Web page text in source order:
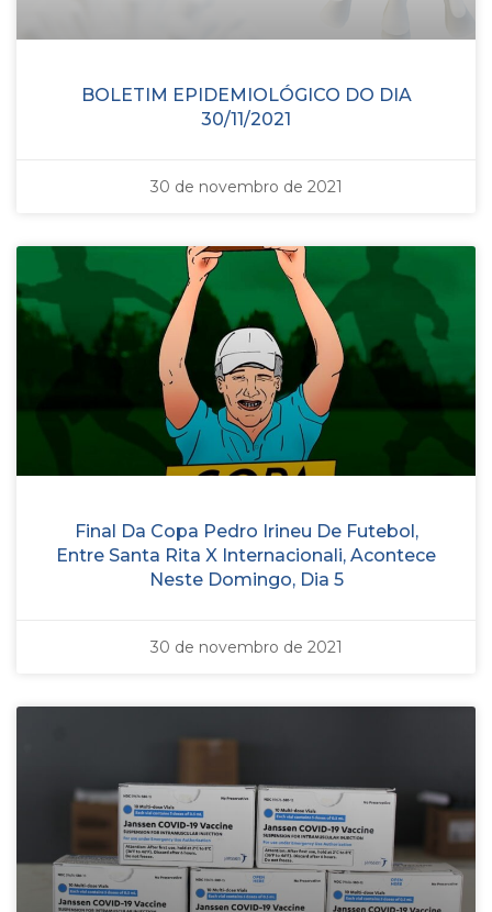
BOLETIM EPIDEMIOLÓGICO DO DIA
30/11/2021
30 de novembro de 2021
Final Da Copa Pedro Irineu De Futebol,
Entre Santa Rita X Internacionali, Acontece
Neste Domingo, Dia 5
30 de novembro de 2021